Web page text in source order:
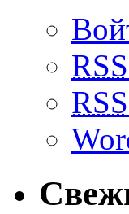
RSS
RSS